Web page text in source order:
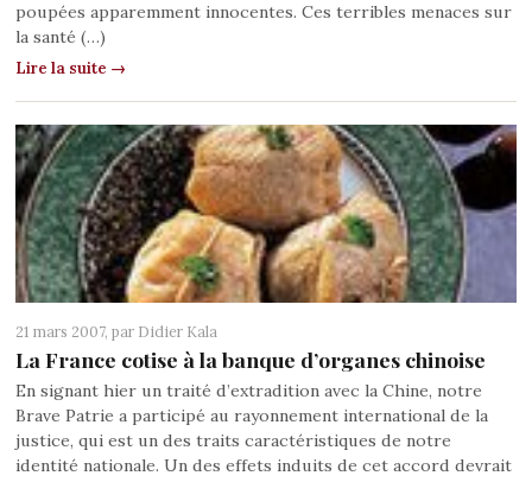
poupées apparemment innocentes. Ces terribles menaces sur
la santé (…)
Lire la suite →
21 mars 2007, par Didier Kala
La France cotise à la banque d’organes chinoise
En signant hier un traité d’extradition avec la Chine, notre
Brave Patrie a participé au rayonnement international de la
justice, qui est un des traits caractéristiques de notre
identité nationale. Un des effets induits de cet accord devrait